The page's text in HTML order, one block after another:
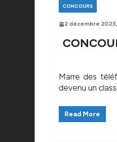
CONCOURS
2 décembre 2023
Marre des
devenu un
Read More